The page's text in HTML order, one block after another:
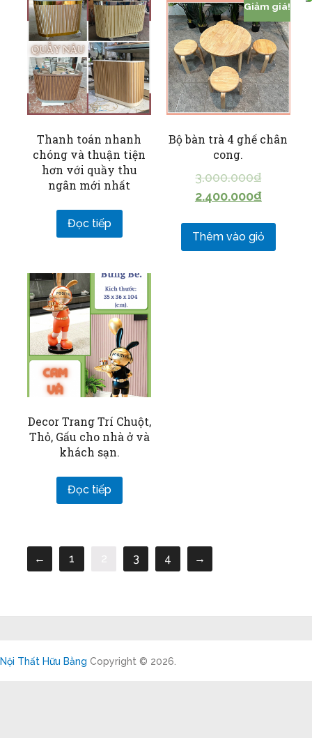
Thanh toán nhanh
chóng và thuận tiện
hơn với quầy thu
ngân mới nhất
Đọc tiếp
Giảm giá!
Bộ bàn trà 4 ghế chân
cong.
3.000.000₫
2.400.000₫
Thêm vào giỏ
Decor Trang Trí Chuột,
Thỏ, Gấu cho nhà ở và
khách sạn.
Đọc tiếp
← 1 3 4 →
Nội Thất Hữu Bằng Copyright © 2026.